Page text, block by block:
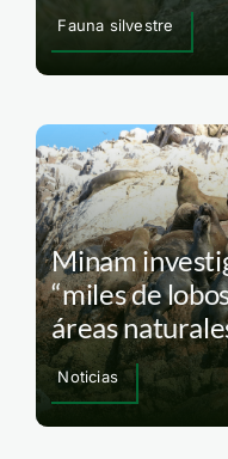
Fauna silvestre
Minam
“miles de
áreas
Noticias